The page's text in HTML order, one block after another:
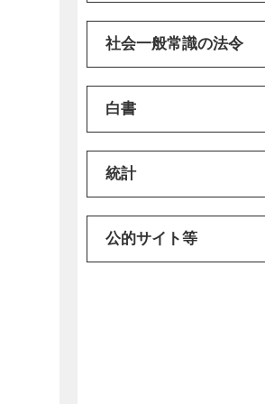
社会一般常識の法令
白書
統計
公的サイト等